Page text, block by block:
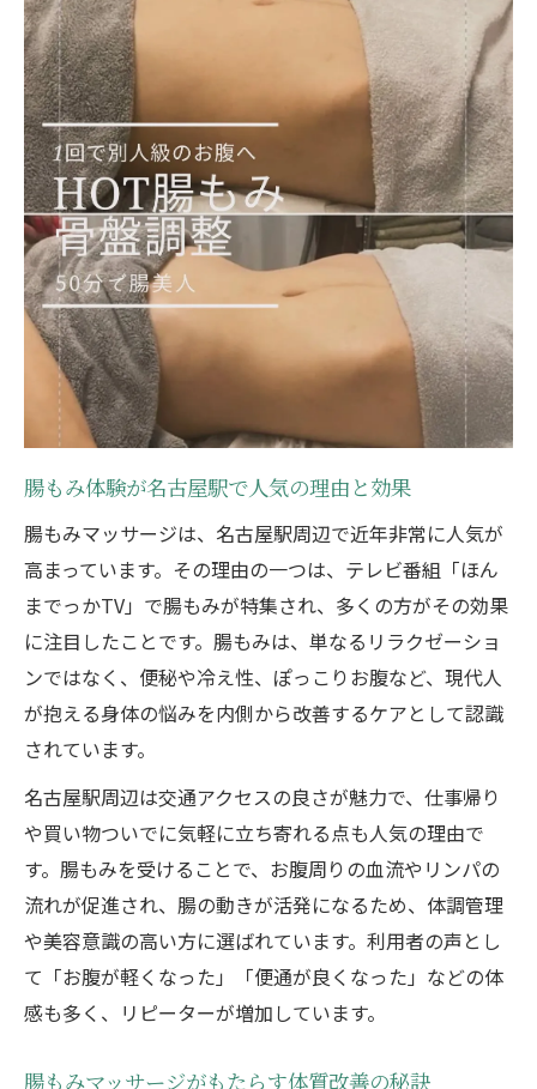
腸もみマッサージで得られる深いリラック
ス効果
腸もみがサポートする健康ケアの実践法
忙しい女性に腸もみマッサージが人気の理
由
腸もみで心身のバランスを整える方法
腸もみ施術後のリラックス体験談と満足感
話題の腸もみが支持される理由と施術内容
腸もみが話題となる背景と専門施術の特徴
腸もみマッサージの具体的な施術内容を解
説
腸もみが女性に支持される秘密と安心ポイ
ント
腸もみ施術者の専門知識と信頼性について
腸もみのやり方や施術の流れを徹底紹介
名古屋駅周辺で腸活なら専門マッサージが選ば
れる
名古屋駅エリアで腸活に腸もみが人気の理
由
腸もみ専門マッサージで実感する体調の変
化
腸セラピーや腸もみ講座も注目される背景
腸もみでサロン選びに迷わないポイント
名古屋駅で腸活を始める女性のリアルな声
やさしい腸もみ体験から広がる美容と癒やし
やさしい腸もみ体験が美と癒やしに導く理
腸もみで実感する美容効果と内側からの変
腸もみ体験が名古屋駅で人気の理由と効果
腸もみマッサージは、名古屋駅周辺で近年非常に人気が
高まっています。その理由の一つは、テレビ番組「ほん
までっかTV」で腸もみが特集され、多くの方がその効果
に注目したことです。腸もみは、単なるリラクゼーショ
ンではなく、便秘や冷え性、ぽっこりお腹など、現代人
が抱える身体の悩みを内側から改善するケアとして認識
されています。
名古屋駅周辺は交通アクセスの良さが魅力で、仕事帰り
や買い物ついでに気軽に立ち寄れる点も人気の理由で
す。腸もみを受けることで、お腹周りの血流やリンパの
流れが促進され、腸の動きが活発になるため、体調管理
や美容意識の高い方に選ばれています。利用者の声とし
て「お腹が軽くなった」「便通が良くなった」などの体
感も多く、リピーターが増加しています。
腸もみマッサージがもたらす体質改善の秘訣